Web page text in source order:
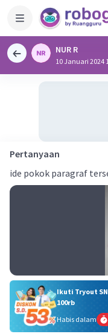
NUR R
10 Januari 2024
Pertanyaan
ide pokok paragraf
Ikuti Tryout
100rb
Habis dalam